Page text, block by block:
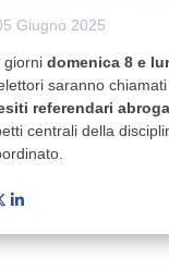
Giugno 2025
giorni domenica 8 e
saranno
referendari
centrali della